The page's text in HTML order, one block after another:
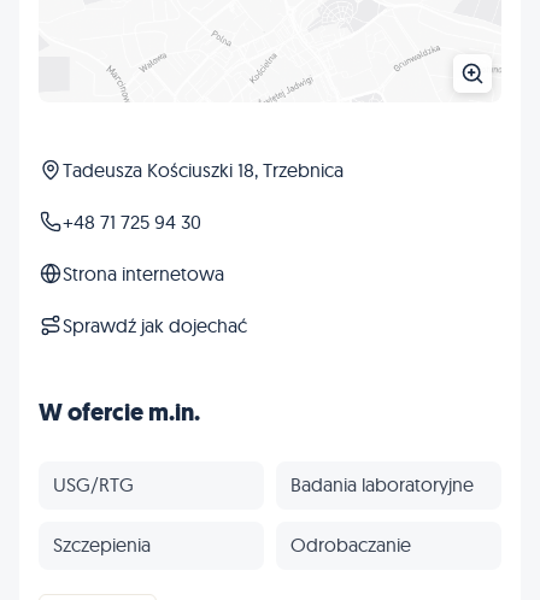
Tadeusza Kościuszki 18, Trzebnica
+48 71 725 94 30
Strona internetowa
Sprawdź jak dojechać
W ofercie m.in.
USG/RTG Badania laboratoryjne
Szczepienia Odrobaczanie